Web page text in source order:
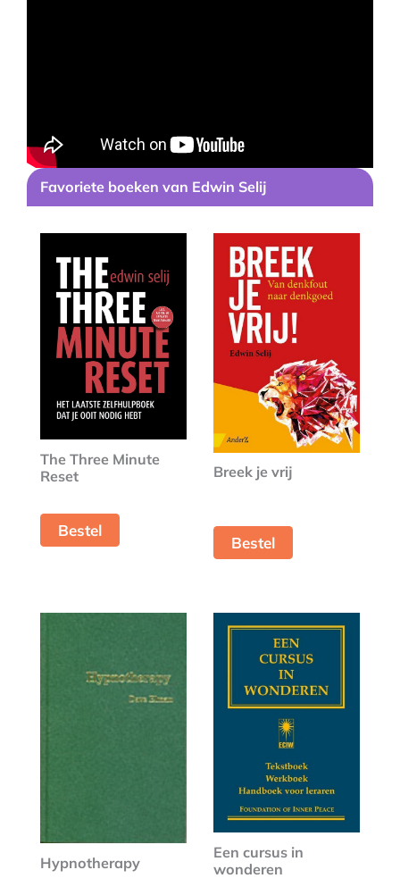
Favoriete boeken van Edwin Selij
The Three Minute
Reset
Bestel
Breek je vrij
Bestel
Hypnotherapy
Een cursus in
wonderen